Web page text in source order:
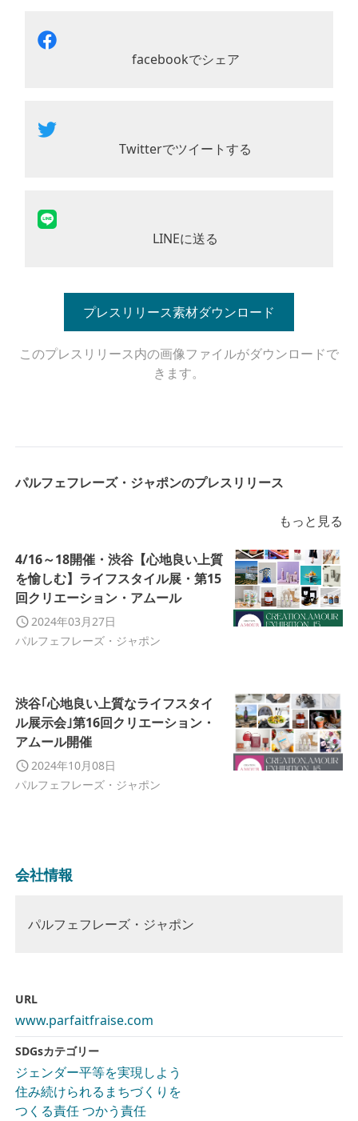
facebookでシェア
Twitterでツイートする
LINEに送る
プレスリリース素材ダウンロード
このプレスリリース内の画像ファイルがダウンロードで
きます。
パルフェフレーズ・ジャポンのプレスリリース
もっと見る
4/16～18開催・渋谷【心地良い上質
を愉しむ】ライフスタイル展・第15
回クリエーション・アムール
2024年03月27日
パルフェフレーズ・ジャポン
渋谷｢心地良い上質なライフスタイ
ル展示会｣第16回クリエーション・
アムール開催
2024年10月08日
パルフェフレーズ・ジャポン
会社情報
パルフェフレーズ・ジャポン
URL
www.parfaitfraise.com
SDGsカテゴリー
ジェンダー平等を実現しよう
住み続けられるまちづくりを
つくる責任 つかう責任